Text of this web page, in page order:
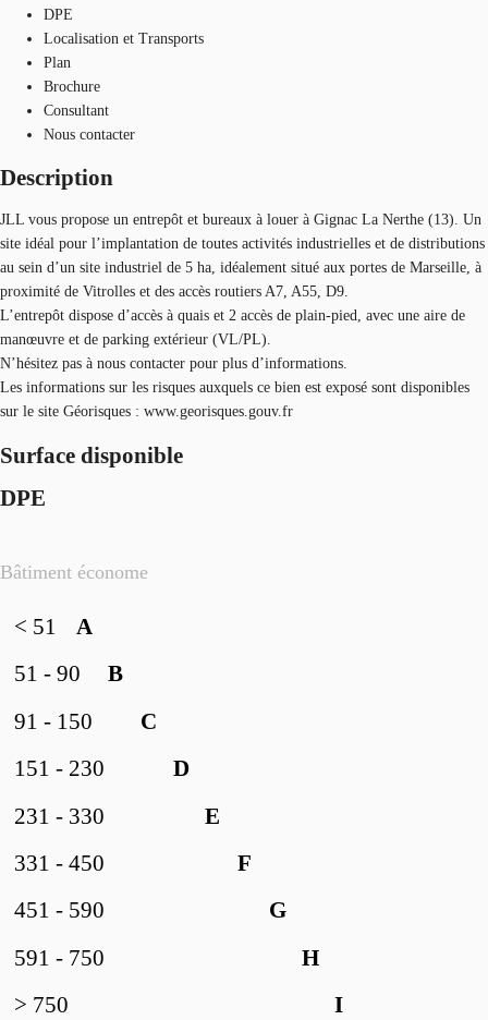
DPE
Localisation et Transports
Plan
Brochure
Consultant
Nous contacter
Description
JLL vous propose un entrepôt et bureaux à louer à Gignac La Nerthe (13). Un
site idéal pour l’implantation de toutes activités industrielles et de distributions
au sein d’un site industriel de 5 ha, idéalement situé aux portes de Marseille, à
proximité de Vitrolles et des accès routiers A7, A55, D9.
L’entrepôt dispose d’accès à quais et 2 accès de plain-pied, avec une aire de
manœuvre et de parking extérieur (VL/PL).
N’hésitez pas à nous contacter pour plus d’informations.
Les informations sur les risques auxquels ce bien est exposé sont disponibles
sur le site Géorisques : www.georisques.gouv.fr
Surface disponible
DPE
Bâtiment économe
A
< 51
B
51 - 90
C
91 - 150
D
151 - 230
E
231 - 330
F
331 - 450
G
451 - 590
H
591 - 750
I
> 750